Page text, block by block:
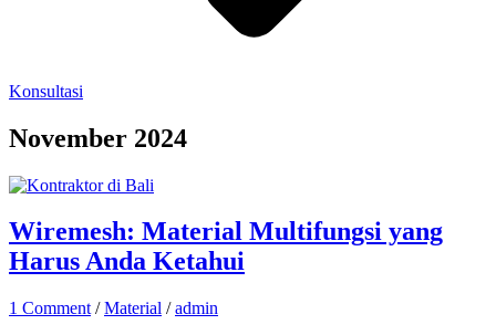
Konsultasi
November 2024
Wiremesh: Material Multifungsi yang
Harus Anda Ketahui
1 Comment /Material /admin